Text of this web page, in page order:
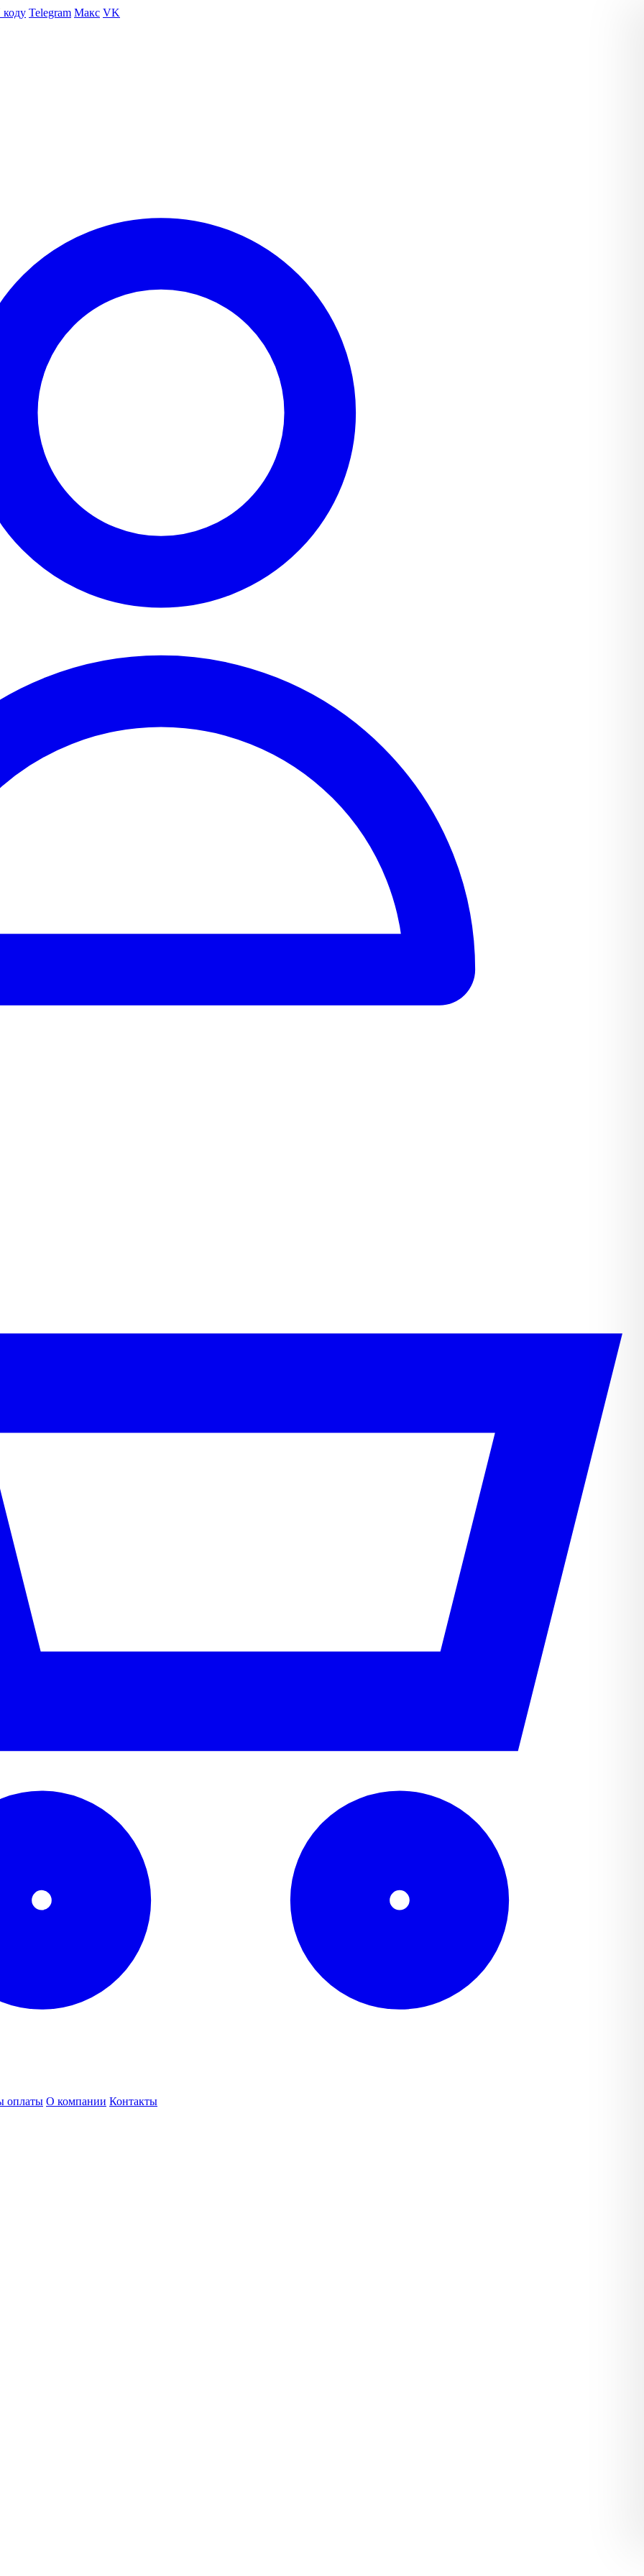
коду Telegram Макс VK
оплаты О компании Контакты